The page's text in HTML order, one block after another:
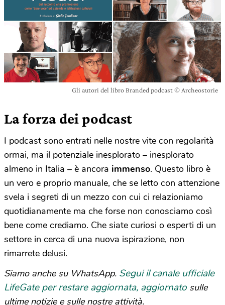
Gli autori del libro Branded podcast © Archeostorie
La forza dei podcast
I podcast sono entrati nelle nostre vite con regolarità
ormai, ma il potenziale inesplorato – inesplorato
almeno in Italia – è ancora immenso. Questo libro è
un vero e proprio manuale, che se letto con attenzione
svela i segreti di un mezzo con cui ci relazioniamo
quotidianamente ma che forse non conosciamo così
bene come crediamo. Che siate curiosi o esperti di un
settore in cerca di una nuova ispirazione, non
rimarrete delusi.
Siamo anche su WhatsApp. Segui il canale ufficiale
LifeGate per restare aggiornata, aggiornato sulle
ultime notizie e sulle nostre attività.